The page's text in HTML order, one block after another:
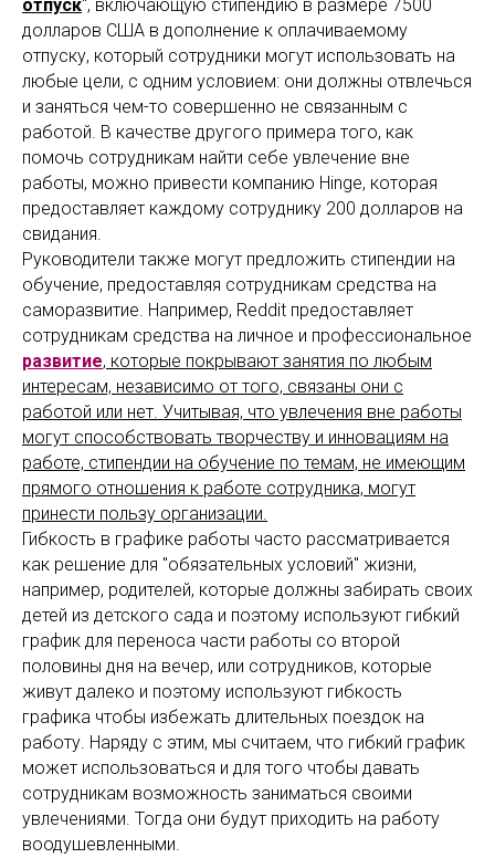
отпуск", включающую стипендию в размере 7500
долларов США в дополнение к оплачиваемому
отпуску, который сотрудники могут использовать на
любые цели, с одним условием: они должны отвлечься
и заняться чем-то совершенно не связанным с
работой. В качестве другого примера того, как
помочь сотрудникам найти себе увлечение вне
работы, можно привести компанию Hinge, которая
предоставляет каждому сотруднику 200 долларов на
свидания.
Руководители также могут предложить стипендии на
обучение, предоставляя сотрудникам средства на
саморазвитие. Например, Reddit предоставляет
сотрудникам средства на личное и профессиональное
развитие, которые покрывают занятия по любым
интересам, независимо от того, связаны они с
работой или нет. Учитывая, что увлечения вне работы
могут способствовать творчеству и инновациям на
работе, стипендии на обучение по темам, не имеющим
прямого отношения к работе сотрудника, могут
принести пользу организации.
Гибкость в графике работы часто рассматривается
как решение для "обязательных условий" жизни,
например, родителей, которые должны забирать своих
детей из детского сада и поэтому используют гибкий
график для переноса части работы со второй
половины дня на вечер, или сотрудников, которые
живут далеко и поэтому используют гибкость
графика чтобы избежать длительных поездок на
работу. Наряду с этим, мы считаем, что гибкий график
может использоваться и для того чтобы давать
сотрудникам возможность заниматься своими
увлечениями. Тогда они будут приходить на работу
воодушевленными.